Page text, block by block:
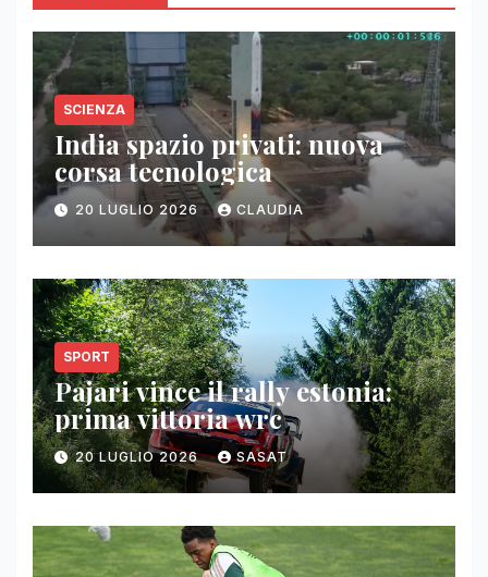
SCIENZA
India spazio privati: nuova
corsa tecnologica
20 LUGLIO 2026 CLAUDIA
SPORT
Pajari vince il rally estonia:
prima vittoria wrc
20 LUGLIO 2026 SASAT